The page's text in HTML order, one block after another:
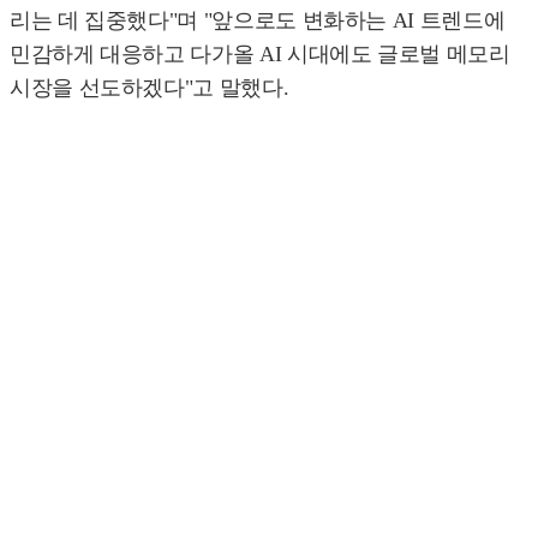
리는 데 집중했다"며 "앞으로도 변화하는 AI 트렌드에
민감하게 대응하고 다가올 AI 시대에도 글로벌 메모리
시장을 선도하겠다"고 말했다.